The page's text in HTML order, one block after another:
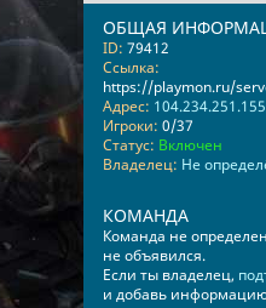
ОБЩАЯ
ID: 79412
Ссылка:
https://playmon.ru/
Адрес:
Игроки: 0/37
Статус: Включен
Владелец: Не
КОМАНДА
Команда не
не объявился.
Если ты владелец,
и добавь